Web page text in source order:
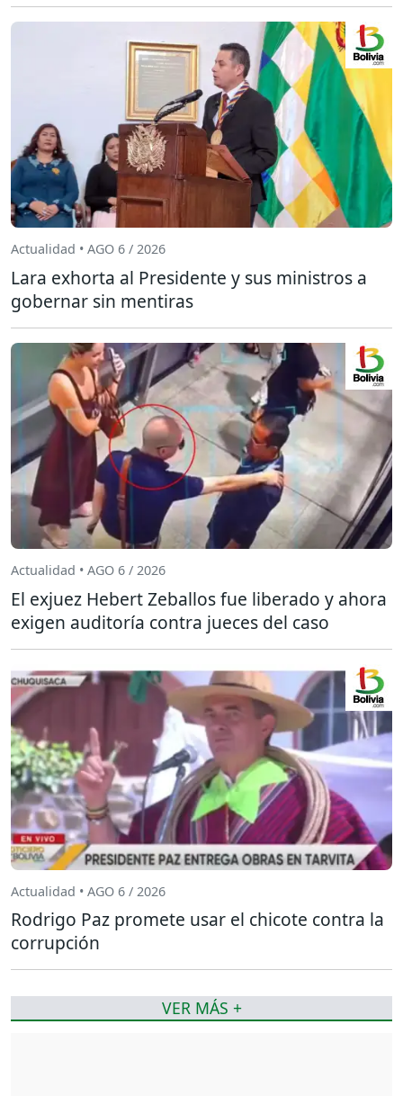
Actualidad • AGO 6 / 2026
Lara exhorta al Presidente y sus ministros a
gobernar sin mentiras
Actualidad • AGO 6 / 2026
El exjuez Hebert Zeballos fue liberado y ahora
exigen auditoría contra jueces del caso
Actualidad • AGO 6 / 2026
Rodrigo Paz promete usar el chicote contra la
corrupción
VER MÁS +